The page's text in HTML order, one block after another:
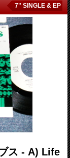
7" SINGLE & EP
ス - A) Life